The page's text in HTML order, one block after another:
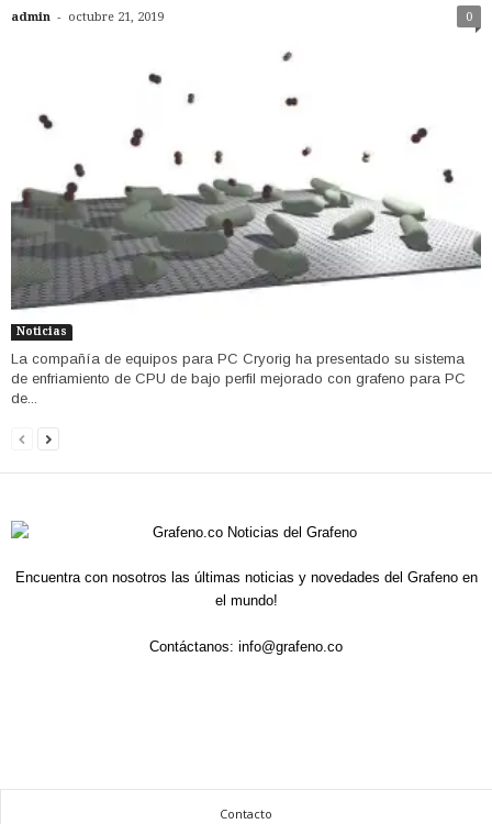
admin - octubre 21, 2019 0
Noticias
La compañía de equipos para PC Cryorig ha presentado su sistema
de enfriamiento de CPU de bajo perfil mejorado con grafeno para PC
de...
Encuentra con nosotros las últimas noticias y novedades del Grafeno en
el mundo!
Contáctanos: info@grafeno.co
Contacto